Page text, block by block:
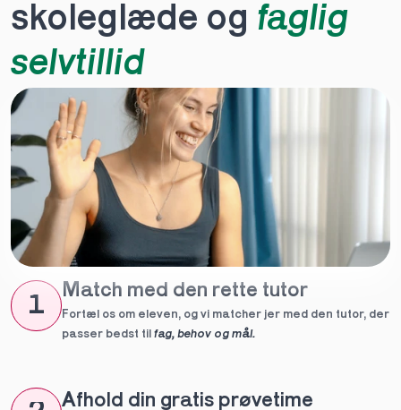
skoleglæde og faglig
selvtillid
1
Match med den rette tutor
Fortæl os om eleven, og vi matcher jer med den tutor, der
passer bedst til fag, behov og mål.
Afhold din gratis prøvetime